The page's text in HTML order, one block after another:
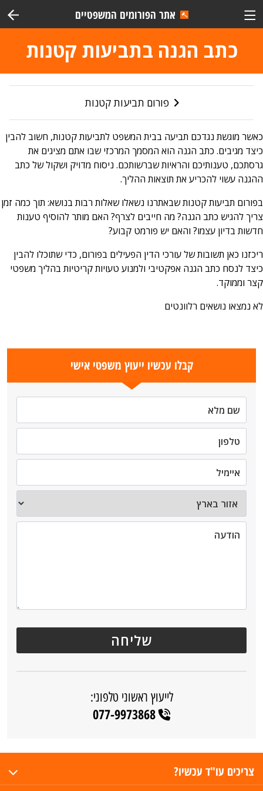
אתר הפורומים המשפטיים
כתב הגנה בתביעות קטנות
פורום תביעות קטנות
כאשר מוגשת נגדכם תביעה בבית המשפט לתביעות קטנות, חשוב להבין
כיצד מגיבים. כתב הגנה הוא המסמך המרכזי שבו אתם מציגים את
גרסתכם, טענותיכם והראיות שברשותכם. ניסוח מדויק ושקול של כתב
ההגנה עשוי להכריע את תוצאות ההליך.
בפורום תביעות קטנות שבאתרנו נשאלו שאלות רבות בנושא: תוך כמה זמן
צריך להגיש כתב הגנה? מה חייבים לצרף? האם מותר להוסיף טענות
חדשות בדיון עצמו? והאם יש פורמט קבוע?
ריכזנו כאן תשובות של עורכי הדין הפעילים בפורום, כדי שתוכלו להבין
כיצד לנסח כתב הגנה אפקטיבי ולמנוע טעויות קריטיות בהליך משפטי
קצר וממוקד.
לא נמצאו נושאים רלוונטים
קבלו עכשיו ייעוץ משפטי אישי
לייעוץ ראשוני טלפוני:
077-9973868
צריכים עו"ד עכשיו?